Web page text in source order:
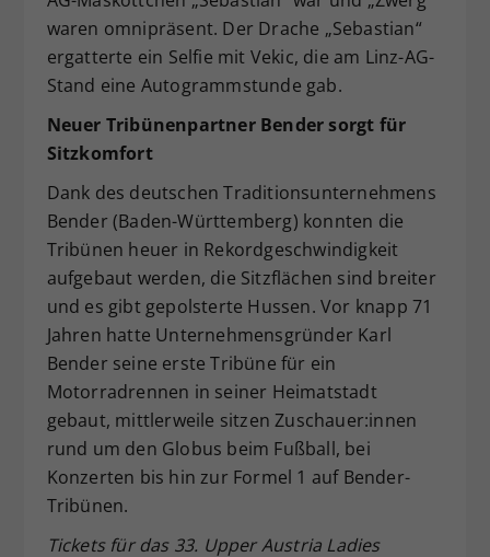
waren omnipräsent. Der Drache „Sebastian“
ergatterte ein Selfie mit Vekic, die am Linz-AG-
Stand eine Autogrammstunde gab.
Neuer Tribünenpartner Bender sorgt für
Sitzkomfort
Dank des deutschen Traditionsunternehmens
Bender (Baden-Württemberg) konnten die
Tribünen heuer in Rekordgeschwindigkeit
aufgebaut werden, die Sitzflächen sind breiter
und es gibt gepolsterte Hussen. Vor knapp 71
Jahren hatte Unternehmensgründer Karl
Bender seine erste Tribüne für ein
Motorradrennen in seiner Heimatstadt
gebaut, mittlerweile sitzen Zuschauer:innen
rund um den Globus beim Fußball, bei
Konzerten bis hin zur Formel 1 auf Bender-
Tribünen.
Tickets für das 33. Upper Austria Ladies